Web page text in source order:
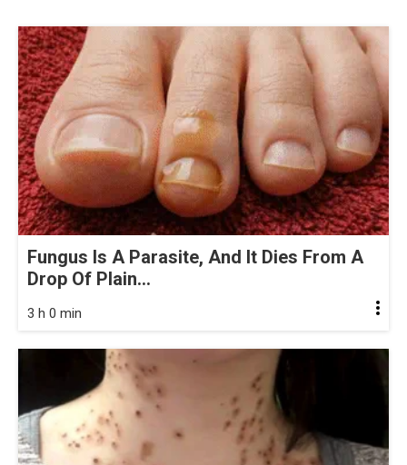
Fungus Is A Parasite, And It Dies From A
Drop Of Plain...
3 h 0 min